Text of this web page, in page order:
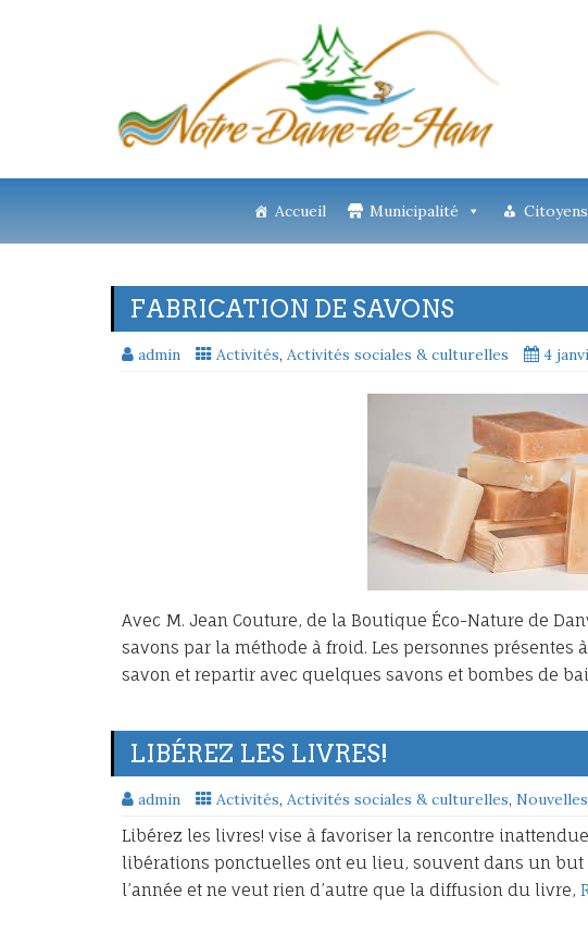
Accueil Municipalité Citoyens
FABRICATION DE SAVONS
admin Activités, Activités sociales & culturelles 4
Avec M. Jean Couture, de la Boutique Éco-Nature de
savons par la méthode à froid. Les personnes
savon et repartir avec quelques savons et bombes de
LIBÉREZ LES LIVRES!
admin Activités, Activités sociales & culturelles, Nouvelles
Libérez les livres! vise à favoriser la rencontre
libérations ponctuelles ont eu lieu, souvent dans un
l’année et ne veut rien d’autre que la diffusion du livre,